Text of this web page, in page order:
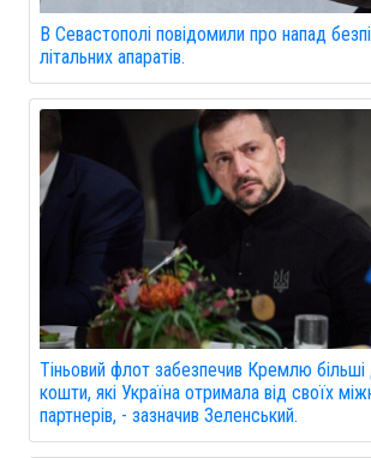
В Севастополі повідомили про напад
літальних апаратів.
Тіньовий флот забезпечив Кремлю більші
кошти, які Україна отримала від своїх
партнерів, - зазначив Зеленський.